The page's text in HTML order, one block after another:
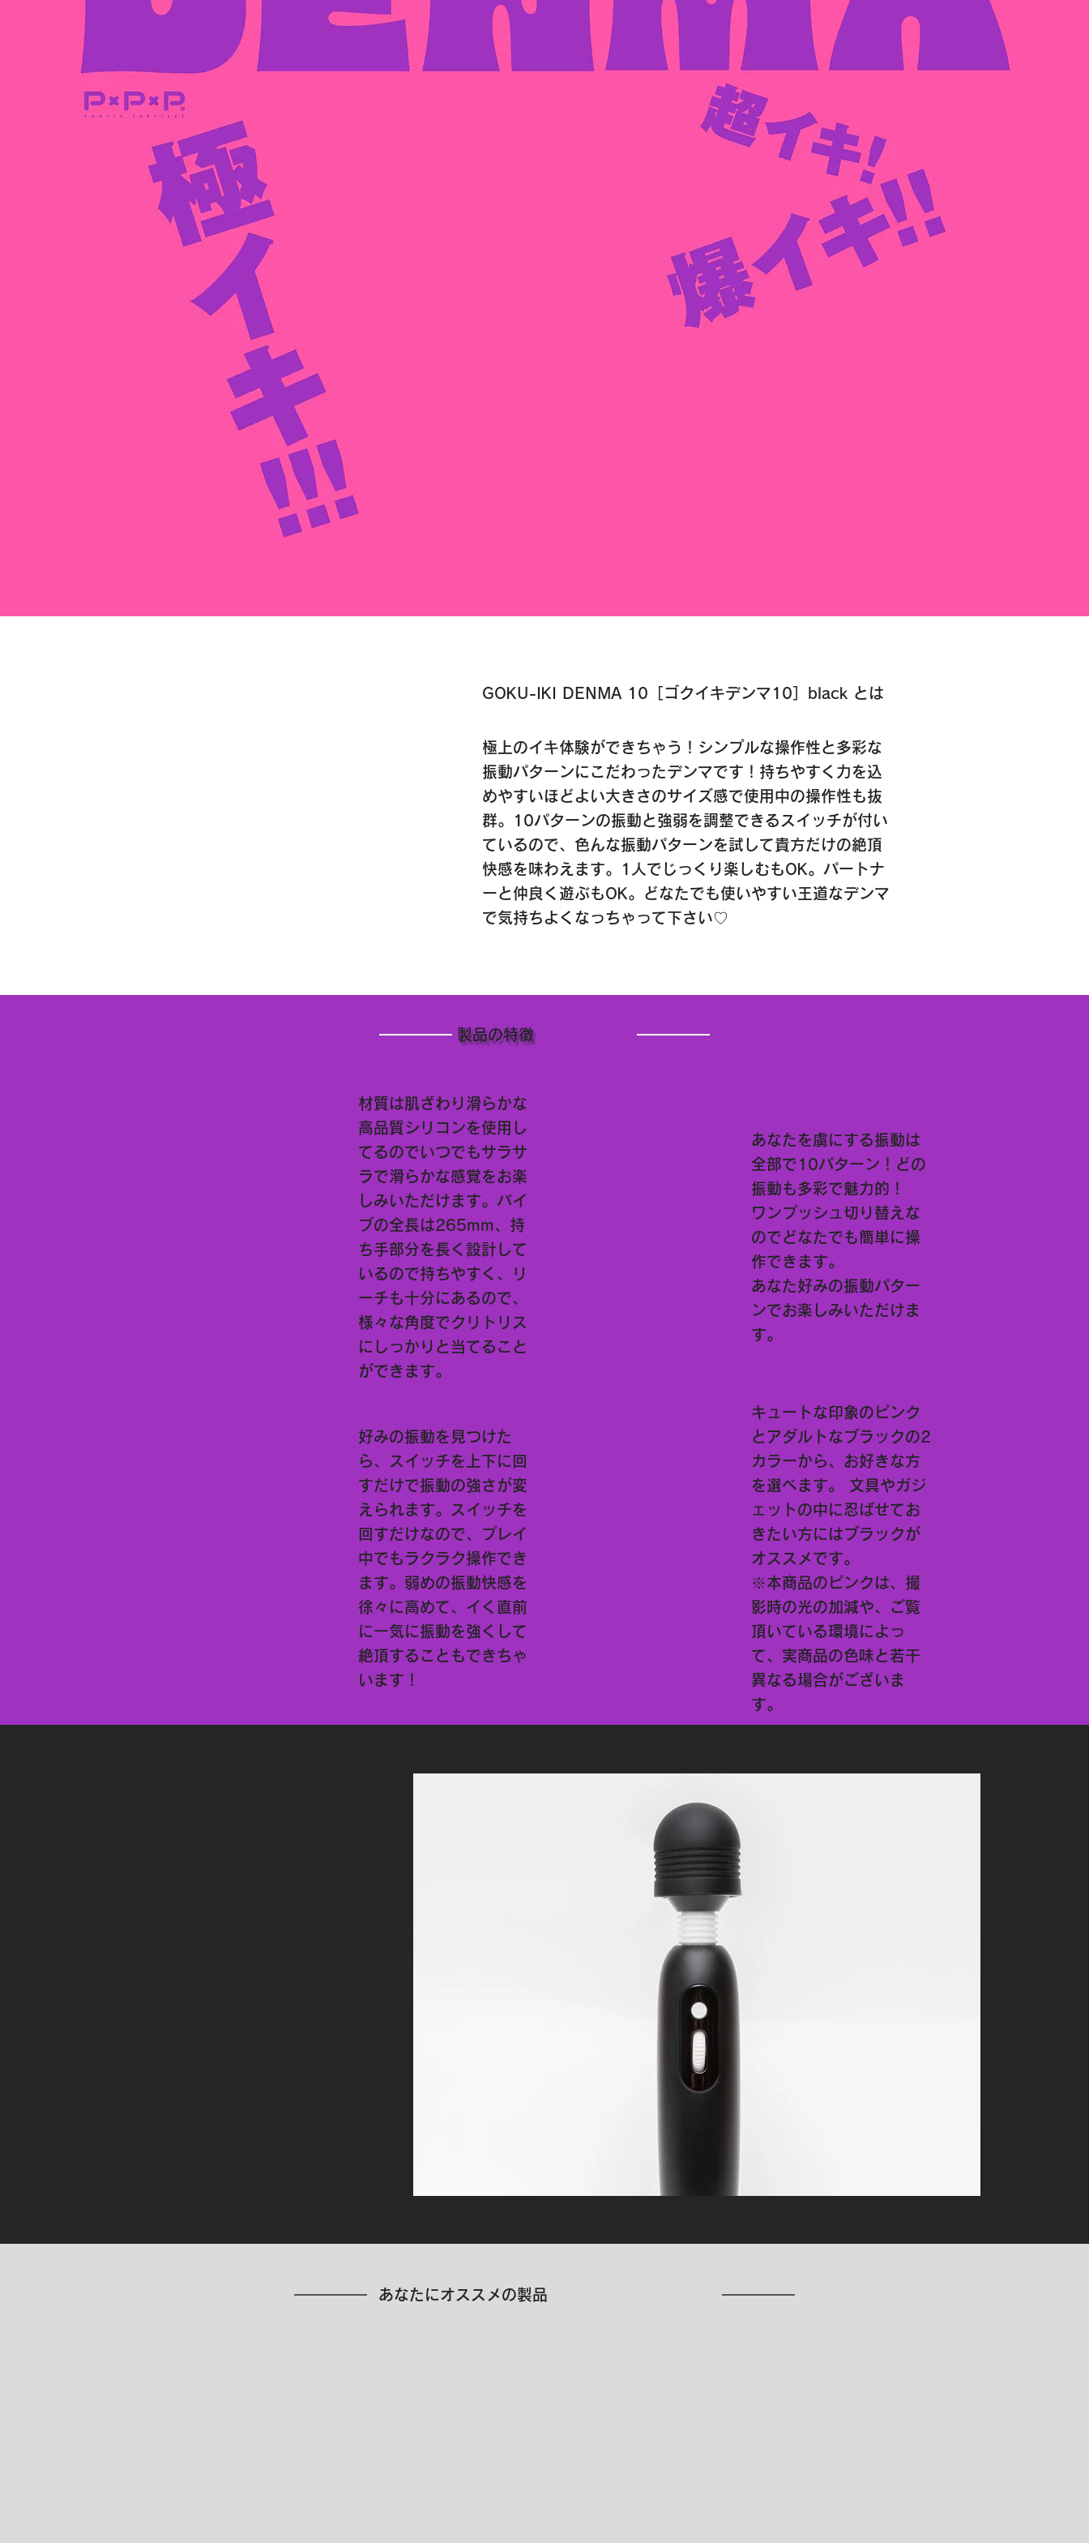
GOKU-IKI DENMA 10［ゴクイキデンマ10］black とは
極上のイキ体験ができちゃう！シンプルな操作性と多彩な
振動パターンにこだわったデンマです！持ちやすく力を込
めやすいほどよい大きさのサイズ感で使用中の操作性も抜
群。10パターンの振動と強弱を調整できるスイッチが付い
ているので、色んな振動パターンを試して貴方だけの絶頂
快感を味わえます。1人でじっくり楽しむもOK。パートナ
ーと仲良く遊ぶもOK。どなたでも使いやすい王道なデンマ
で気持ちよくなっちゃって下さい♡
製品の特徴
材質は肌ざわり滑らかな
高品質シリコンを使用し
てるのでいつでもサラサ
ラで滑らかな感覚をお楽
しみいただけます。バイ
ブの全長は265mm、持
ち手部分を長く設計して
いるので持ちやすく、リ
ーチも十分にあるので、
様々な角度でクリトリス
にしっかりと当てること
ができます。
あなたを虜にする振動は
全部で10パターン！どの
振動も多彩で魅力的！
ワンプッシュ切り替えな
のでどなたでも簡単に操
作できます。
あなた好みの振動パター
ンでお楽しみいただけま
す。
好みの振動を見つけた
ら、スイッチを上下に回
すだけで振動の強さが変
えられます。スイッチを
回すだけなので、プレイ
中でもラクラク操作でき
ます。弱めの振動快感を
徐々に高めて、イく直前
に一気に振動を強くして
絶頂することもできちゃ
います！
キュートな印象のピンク
とアダルトなブラックの2
カラーから、お好きな方
を選べます。 文具やガジ
ェットの中に忍ばせてお
きたい方にはブラックが
オススメです。
※本商品のピンクは、撮
影時の光の加減や、ご覧
頂いている環境によっ
て、実商品の色味と若干
異なる場合がございま
す。
​あなたにオススメの製品